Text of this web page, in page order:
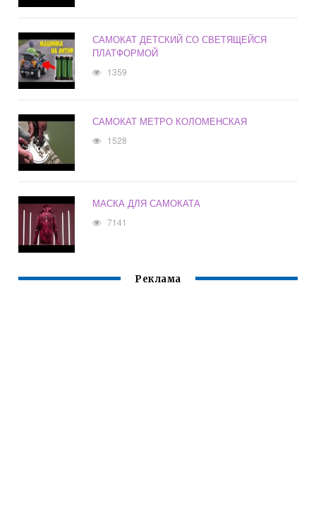
САМОКАТ ДЕТСКИЙ СО СВЕТЯЩЕЙСЯ
ПЛАТФОРМОЙ
1359
САМОКАТ МЕТРО КОЛОМЕНСКАЯ
1528
МАСКА ДЛЯ САМОКАТА
7141
Реклама